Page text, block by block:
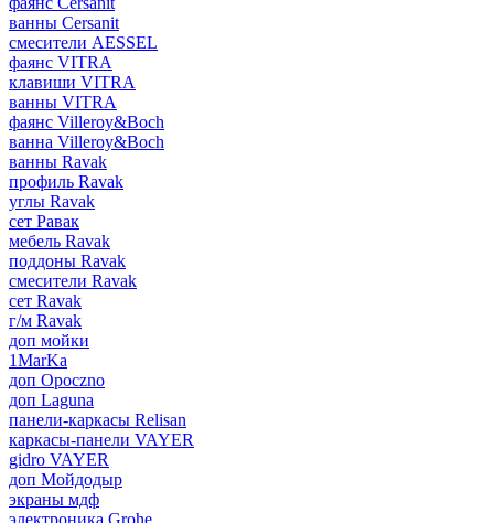
ванны Cersanit
смесители AESSEL
фаянс VITRA
клавиши VITRA
ванны VITRA
фаянс Villeroy&Boch
ванна Villeroy&Boch
ванны Ravak
профиль Ravak
углы Ravak
сет Равак
мебель Ravak
поддоны Ravak
смесители Ravak
сет Ravak
г/м Ravak
доп мойки
1MarKa
доп Opoczno
доп Laguna
панели-каркасы Relisan
каркасы-панели VAYER
gidro VAYER
доп Мойдодыр
экраны мдф
электроника Grohe